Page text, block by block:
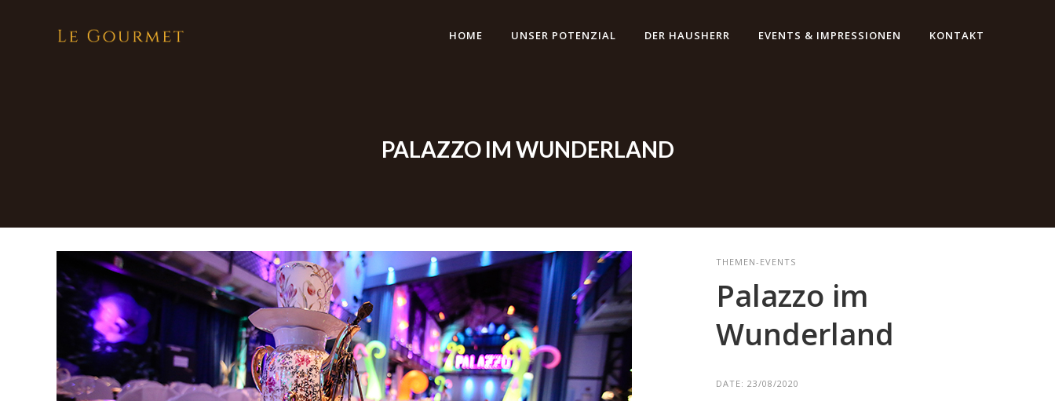
HOME UNSER POTENZIAL DER HAUSHERR EVENTS & IMPRESSIONEN KONTAKT
PALAZZO IM WUNDERLAND
THEMEN-EVENTS
Palazzo im
Wunderland
DATE: 23/08/2020